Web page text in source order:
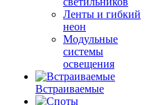
Ленты и гибкий
неон
Модульные
системы
освещения
Встраиваемые